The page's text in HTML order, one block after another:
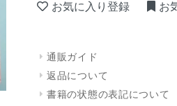
お気に入り登録 お
通販ガイド
返品について
書籍の状態の表記について